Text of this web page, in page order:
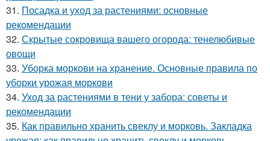
31. Посадка и уход за растениями: основные
рекомендации
32. Скрытые сокровища вашего огорода: тенелюбивые
овощи
33. Уборка моркови на хранение. Основные правила по
уборки урожая моркови
34. Уход за растениями в тени у забора: советы и
рекомендации
35. Как правильно хранить свеклу и морковь. Закладка